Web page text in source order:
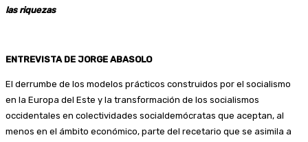
las riquezas
ENTREVISTA DE JORGE ABASOLO
El derrumbe de los modelos prácticos construidos por el socialismo
en la Europa del Este y la transformación de los socialismos
occidentales en colectividades socialdemócratas que aceptan, al
menos en el ámbito económico, parte del recetario que se asimila a